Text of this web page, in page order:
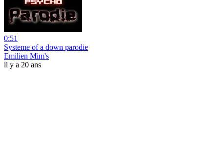
0:51
Systeme of a down parodie
Emilien Mim's
il y a 20 ans